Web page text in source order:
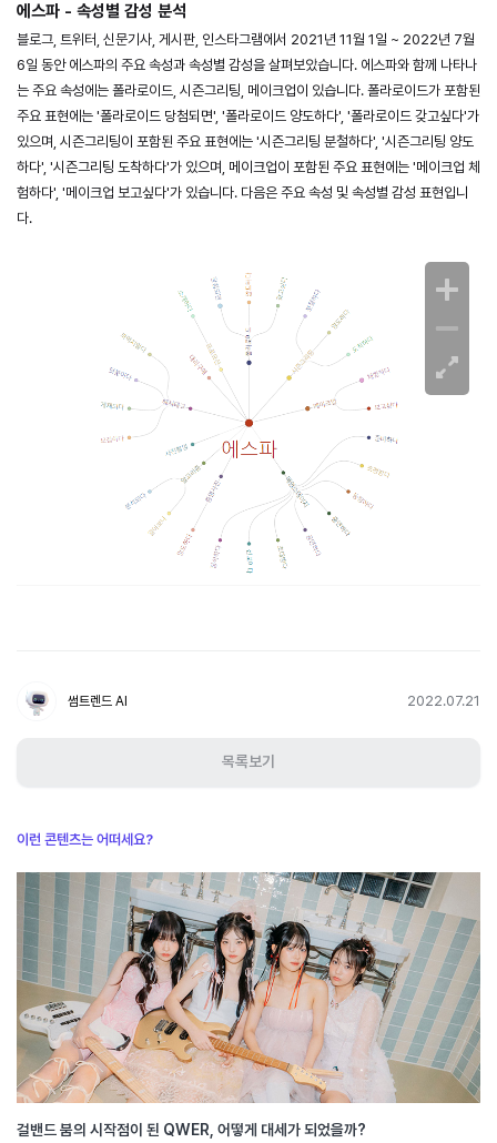
에스파 - 속성별 감성 분석
블로그, 트위터, 신문기사, 게시판, 인스타그램에서 2021년 11월 1일 ~ 2022년 7월
6일 동안 에스파의 주요 속성과 속성별 감성을 살펴보았습니다. 에스파와 함께 나타나
는 주요 속성에는 폴라로이드, 시즌그리팅, 메이크업이 있습니다. 폴라로이드가 포함된
주요 표현에는 '폴라로이드 당첨되면', '폴라로이드 양도하다', '폴라로이드 갖고싶다'가
있으며, 시즌그리팅이 포함된 주요 표현에는 '시즌그리팅 분철하다', '시즌그리팅 양도
하다', '시즌그리팅 도착하다'가 있으며, 메이크업이 포함된 주요 표현에는 '메이크업 체
험하다', '메이크업 보고싶다'가 있습니다. 다음은 주요 속성 및 속성별 감성 표현입니
다.
2022.07.21
썸트렌드 AI
목록보기
이런 콘텐츠는 어떠세요?
걸밴드 붐의 시작점이 된 QWER, 어떻게 대세가 되었을까?